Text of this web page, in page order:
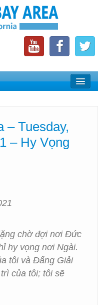
Area
– Tuesday,
– Hy Vọng
chờ đợi nơi Ðức
hy vọng nơi Ngài.
tôi và Ðấng Giải
của tôi; tôi sẽ